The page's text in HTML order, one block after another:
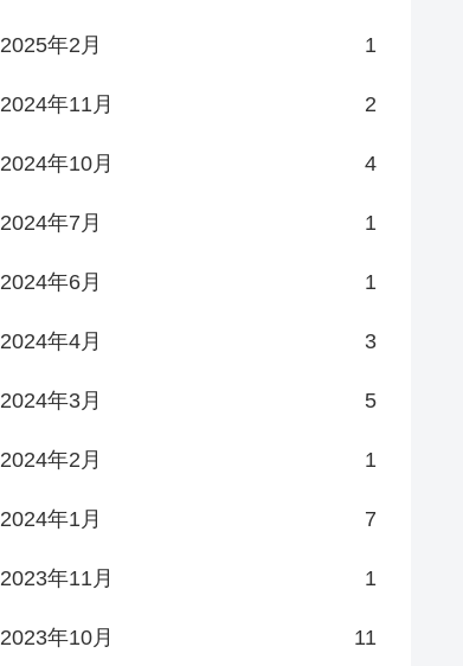
2025年2月 1
2024年11月 2
2024年10月 4
2024年7月 1
2024年6月 1
2024年4月 3
2024年3月 5
2024年2月 1
2024年1月 7
2023年11月 1
2023年10月 11